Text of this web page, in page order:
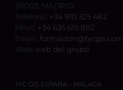
28003, MADRID
Teléfono: +34 910 325 482
Móvil: +34 635 619 882
Email: formacion@tycgis.com
Web: web del grupo
TYC GIS ESPAÑA – MÁLAGA